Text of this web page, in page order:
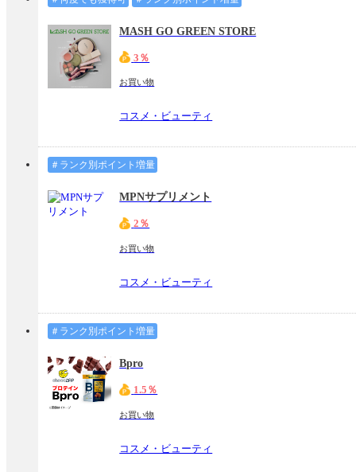
MASH GO GREEN STORE
3％
お買い物
コスメ・ビューティ
＃ランク別ポイント増量
MPNサプリメント
2％
お買い物
コスメ・ビューティ
＃ランク別ポイント増量
Bpro
1.5％
お買い物
コスメ・ビューティ